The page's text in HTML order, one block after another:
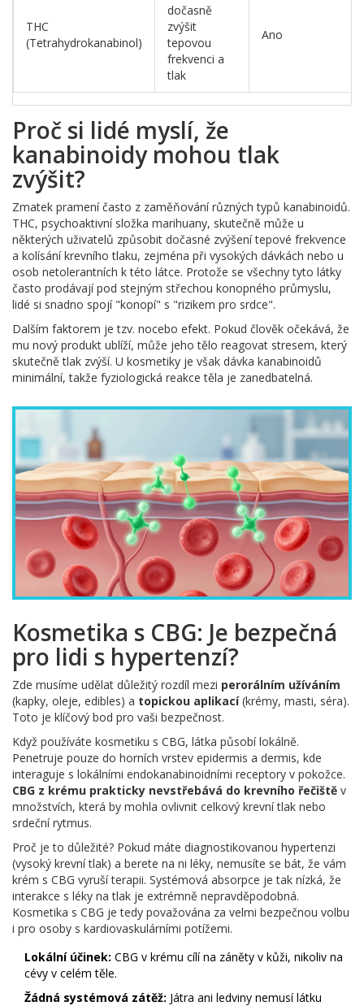
THC
(Tetrahydrokanabinol)
dočasně
zvýšit
tepovou
frekvenci a
tlak
Ano
Proč si lidé myslí, že
kanabinoidy mohou tlak
zvýšit?
Zmatek pramení často z zaměňování různých typů kanabinoidů.
THC, psychoaktivní složka marihuany, skutečně může u
některých uživatelů způsobit dočasné zvýšení tepové frekvence
a kolísání krevního tlaku, zejména při vysokých dávkách nebo u
osob netolerantních k této látce. Protože se všechny tyto látky
často prodávají pod stejným střechou konopného průmyslu,
lidé si snadno spojí "konopí" s "rizikem pro srdce".
Dalším faktorem je tzv. nocebo efekt. Pokud člověk očekává, že
mu nový produkt ublíží, může jeho tělo reagovat stresem, který
skutečně tlak zvýší. U kosmetiky je však dávka kanabinoidů
minimální, takže fyziologická reakce těla je zanedbatelná.
Kosmetika s CBG: Je bezpečná
pro lidi s hypertenzí?
Zde musíme udělat důležitý rozdíl mezi perorálním užíváním
(kapky, oleje, edibles) a topickou aplikací(krémy, masti, séra).
Toto je klíčový bod pro vaši bezpečnost.
Když používáte kosmetiku s CBG, látka působí lokálně.
Penetruje pouze do horních vrstev epidermis a dermis, kde
interaguje s lokálními endokanabinoidními receptory v pokožce.
CBG z krému prakticky nevstřebává do krevního řečiště v
množstvích, která by mohla ovlivnit celkový krevní tlak nebo
srdeční rytmus.
Proč je to důležité? Pokud máte diagnostikovanou hypertenzi
(vysoký krevní tlak) a berete na ni léky, nemusíte se bát, že vám
krém s CBG vyruší terapii. Systémová absorpce je tak nízká, že
interakce s léky na tlak je extrémně nepravděpodobná.
Kosmetika s CBG je tedy považována za velmi bezpečnou volbu
i pro osoby s kardiovaskulárními potížemi.
Lokální účinek: CBG v krému cílí na záněty v kůži, nikoliv na
cévy v celém těle.
Žádná systémová zátěž: Játra ani ledviny nemusí látku